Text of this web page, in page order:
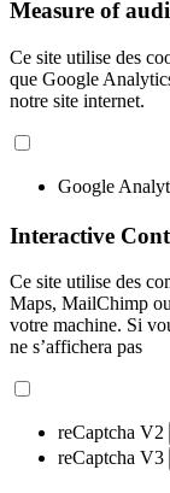
Measure of
Ce site utilise des
que Google
notre site internet.
Google
Interactive
Ce site utilise des
Maps, MailChimp
votre machine. Si
ne s’affichera pas
reCaptcha V2
reCaptcha V3